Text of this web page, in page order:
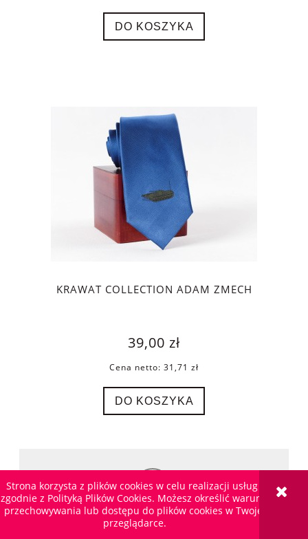
Strona korzysta z plików cookies w celu realizacji usług i
zgodnie z Polityką Plików Cookies. Możesz określić warunki
przechowywania lub dostępu do plików cookies w Twojej
przeglądarce.
DO KOSZYKA
KRAWAT COLLECTION ADAM ZMECH
39,00 zł
Cena netto: 31,71 zł
DO KOSZYKA
SZYBKA WYSYŁKA